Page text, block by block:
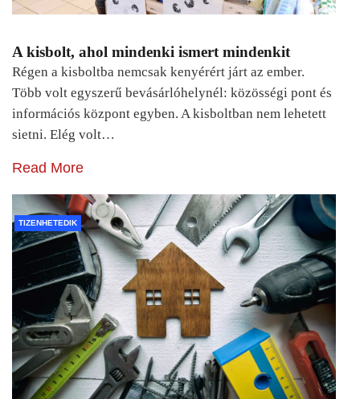
A kisbolt, ahol mindenki ismert mindenkit
Régen a kisboltba nemcsak kenyérért járt az ember.
Több volt egyszerű bevásárlóhelynél: közösségi pont és
információs központ egyben. A kisboltban nem lehetett
sietni. Elég volt…
Read More
TIZENHETEDIK